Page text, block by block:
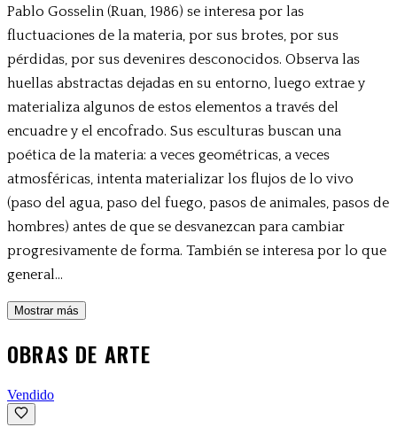
Pablo Gosselin (Ruan, 1986) se interesa por las
fluctuaciones de la materia, por sus brotes, por sus
pérdidas, por sus devenires desconocidos. Observa las
huellas abstractas dejadas en su entorno, luego extrae y
materializa algunos de estos elementos a través del
encuadre y el encofrado. Sus esculturas buscan una
poética de la materia: a veces geométricas, a veces
atmosféricas, intenta materializar los flujos de lo vivo
(paso del agua, paso del fuego, pasos de animales, pasos de
hombres) antes de que se desvanezcan para cambiar
progresivamente de forma. También se interesa por lo que
general...
Mostrar más
OBRAS DE ARTE
Vendido